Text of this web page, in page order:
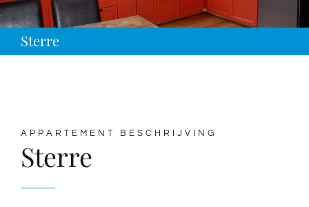
Sterre
APPARTEMENT BESCHRIJVING
Sterre